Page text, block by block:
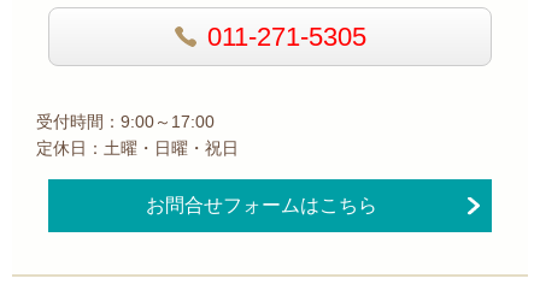
011-271-5305
受付時間：9:00～17:00
定休日：土曜・日曜・祝日
お問合せフォームはこちら